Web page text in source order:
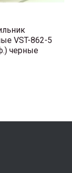
VST-862-5
черные